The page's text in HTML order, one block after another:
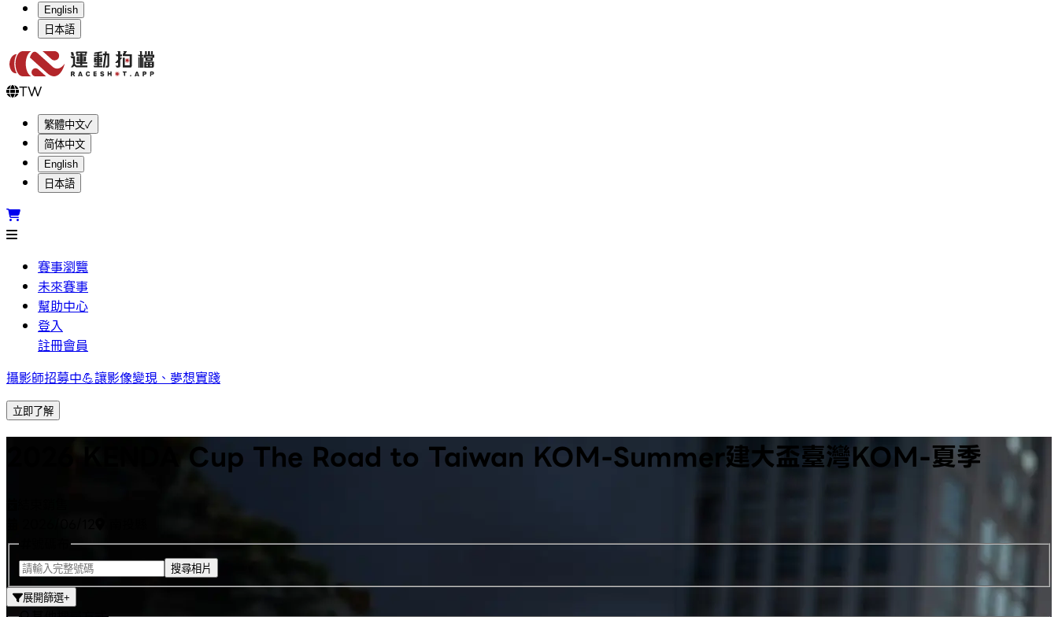
English
日本語
TW
繁體中文✓
简体中文
English
日本語
賽事瀏覽
未來賽事
幫助中心
登入
註冊會員
攝影師招募中💪讓影像變現、夢想實踐
立即了解
2026 KENDA Cup The Road to Taiwan KOM-Summer建大盃臺灣KOM-夏季
搜尋相片
展開篩選+